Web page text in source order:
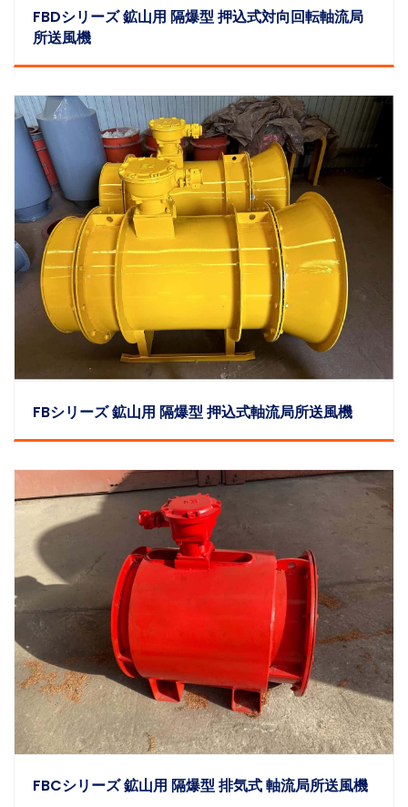
FBDシリーズ 鉱山用 隔爆型 押込式対向回転軸流局
所送風機
FBシリーズ 鉱山用 隔爆型 押込式軸流局所送風機
FBCシリーズ 鉱山用 隔爆型 排気式 軸流局所送風機